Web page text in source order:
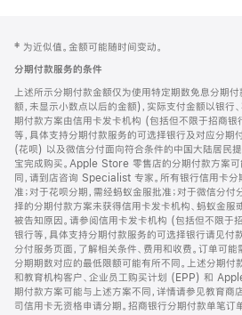
页
页
脚
注
‡ 为近似值。金额可能随时间变动。
分期付款服务的条件
上述所示分期付款金额仅为使用特定期数免息分期
额，未显示小数点以后的金额)，实际支付金额以银行
期付款方案由信用卡发卡机构 (包括但不限于招商银
等，具体支持分期付款服务的可选择银行及对应分期
(花呗) 以及微信分付面向符合条件的中国大陆居民
宝完成购买。Apple Store 零售店的分期付款方案
同，请到店咨询 Specialist 专家。所有银行信用卡
准；对于花呗分期，需经蚂蚁金服批准；对于微信分付
择的分期付款方案未获得信用卡发卡机构、蚂蚁金服
被告知原因。请参阅信用卡发卡机构 (包括但不限于
银行等，具体支持分期付款服务的可选择银行请见付
分付服务页面，了解相关条件、费用和收费。订单可
分期期数对应的最低限额可能有所不同。上述分期付
和教育机构客户、企业员工购买计划 (EPP) 和
期付款方案可能与上述方案不同，详情请参见教育商
司信用卡无资格申请分期。招商银行分期付款单笔